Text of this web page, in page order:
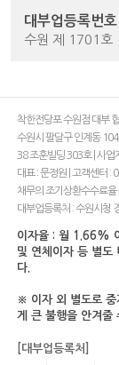
대부업등록번호
수원 제 1701호
착한전당포 수원점 대부
수원시 팔달구 인계동
38 조훈빌딩 303호 | 사
대표 : 문정원 | 고객센터 :
채무의 조기상환수수료
대부업등록처 : 수원시청
이자율 : 월 1.66%
및 연체이자 등 별도
다.
※ 이자 외 별도로 중
게 큰 불행을 안겨줄
[대부업등록처]